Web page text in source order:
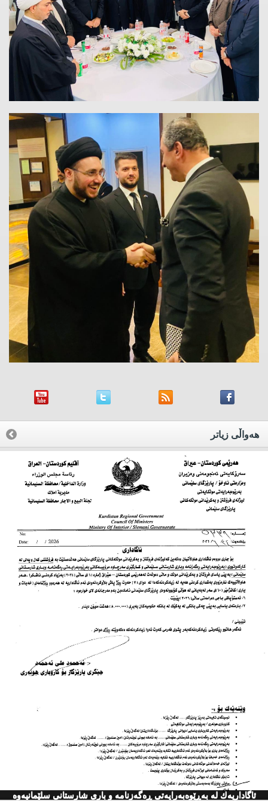
هه‌واڵی زیاتر
ئاگاداریه‌ك له‌ به‌ڕێوه‌به‌رایه‌تی ڕه‌گه‌زنامه‌ و باری شارستانی سلێمانیه‌وه‌